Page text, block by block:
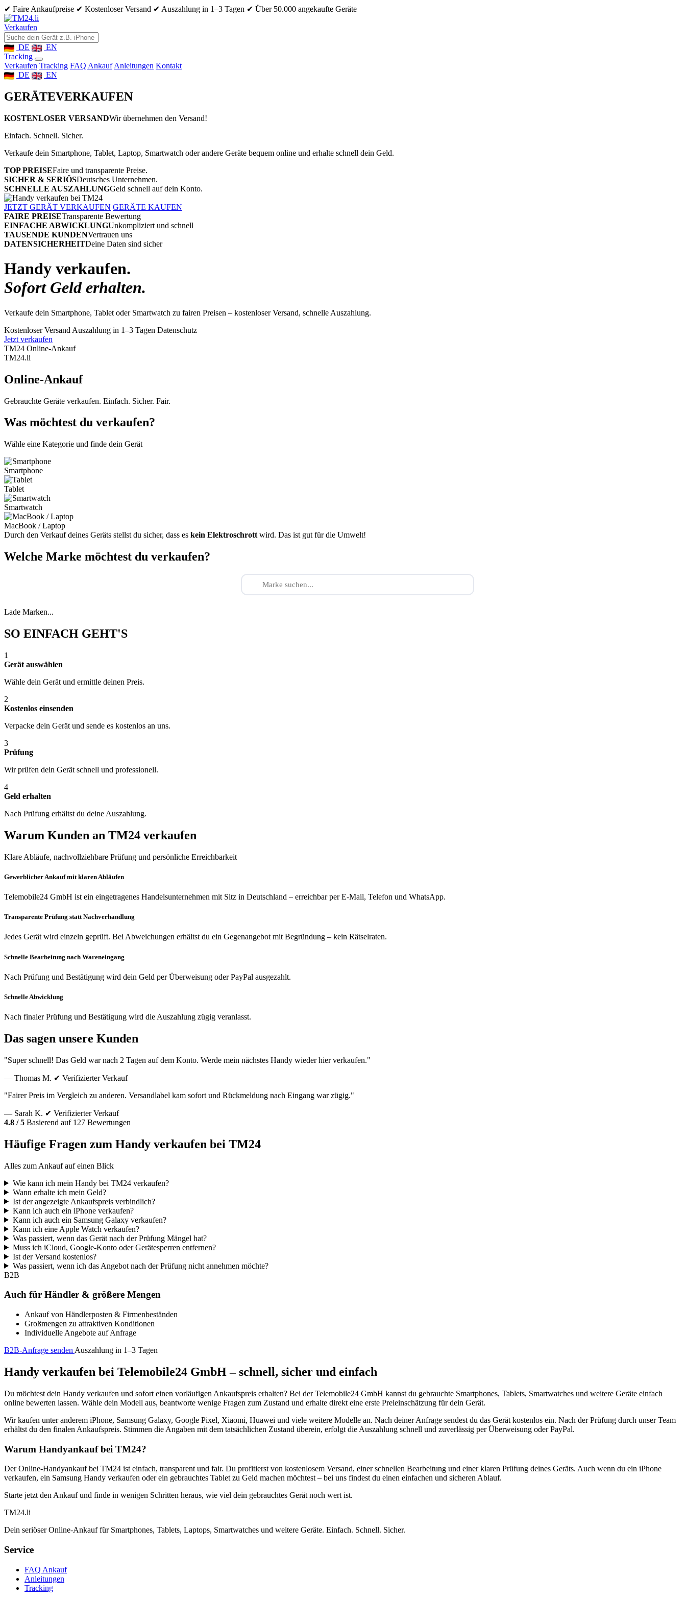
✔ Faire Ankaufpreise ✔ Kostenloser Versand ✔ Auszahlung in 1–3 Tagen ✔ Über 50.000 angekaufte Geräte
Verkaufen
DE
EN
Tracking
Verkaufen Tracking FAQ Ankauf Anleitungen Kontakt
DE
EN
GERÄTEVERKAUFEN
KOSTENLOSER VERSANDWir übernehmen den Versand!
Einfach. Schnell. Sicher.
Verkaufe dein Smartphone, Tablet, Laptop, Smartwatch oder andere Geräte bequem online und erhalte schnell dein Geld.
TOP PREISEFaire und transparente Preise.
SICHER & SERIÖSDeutsches Unternehmen.
SCHNELLE AUSZAHLUNGGeld schnell auf dein Konto.
JETZT GERÄT VERKAUFEN GERÄTE KAUFEN
FAIRE PREISETransparente Bewertung
EINFACHE ABWICKLUNGUnkompliziert und schnell
TAUSENDE KUNDENVertrauen uns
DATENSICHERHEITDeine Daten sind sicher
Handy verkaufen.
Sofort Geld erhalten.
Verkaufe dein Smartphone, Tablet oder Smartwatch zu fairen Preisen – kostenloser Versand, schnelle Auszahlung.
Kostenloser Versand Auszahlung in 1–3 Tagen Datenschutz
Jetzt verkaufen
TM24 Online-Ankauf
TM24.li
Online-Ankauf
Gebrauchte Geräte verkaufen. Einfach. Sicher. Fair.
Was möchtest du verkaufen?
Wähle eine Kategorie und finde dein Gerät
Smartphone
Tablet
Smartwatch
MacBook / Laptop
Durch den Verkauf deines Geräts stellst du sicher, dass es kein Elektroschrott wird. Das ist gut für die Umwelt!
Welche Marke möchtest du verkaufen?
Lade Marken...
SO EINFACH GEHT'S
1
Gerät auswählen
Wähle dein Gerät und ermittle deinen Preis.
2
Kostenlos einsenden
Verpacke dein Gerät und sende es kostenlos an uns.
3
Prüfung
Wir prüfen dein Gerät schnell und professionell.
4
Geld erhalten
Nach Prüfung erhältst du deine Auszahlung.
Warum Kunden an TM24 verkaufen
Klare Abläufe, nachvollziehbare Prüfung und persönliche Erreichbarkeit
Gewerblicher Ankauf mit klaren Abläufen
Telemobile24 GmbH ist ein eingetragenes Handelsunternehmen mit Sitz in Deutschland – erreichbar per E-Mail, Telefon und WhatsApp.
Transparente Prüfung statt Nachverhandlung
Jedes Gerät wird einzeln geprüft. Bei Abweichungen erhältst du ein Gegenangebot mit Begründung – kein Rätselraten.
Schnelle Bearbeitung nach Wareneingang
Nach Prüfung und Bestätigung wird dein Geld per Überweisung oder PayPal ausgezahlt.
Schnelle Abwicklung
Nach finaler Prüfung und Bestätigung wird die Auszahlung zügig veranlasst.
Das sagen unsere Kunden
"Super schnell! Das Geld war nach 2 Tagen auf dem Konto. Werde mein nächstes Handy wieder hier verkaufen."
— Thomas M. ✔ Verifizierter Verkauf
"Fairer Preis im Vergleich zu anderen. Versandlabel kam sofort und Rückmeldung nach Eingang war zügig."
— Sarah K. ✔ Verifizierter Verkauf
4.8 / 5 Basierend auf 127 Bewertungen
Häufige Fragen zum Handy verkaufen bei TM24
Alles zum Ankauf auf einen Blick
Wie kann ich mein Handy bei TM24 verkaufen?
Wann erhalte ich mein Geld?
Ist der angezeigte Ankaufspreis verbindlich?
Kann ich auch ein iPhone verkaufen?
Kann ich auch ein Samsung Galaxy verkaufen?
Kann ich eine Apple Watch verkaufen?
Was passiert, wenn das Gerät nach der Prüfung Mängel hat?
Muss ich iCloud, Google-Konto oder Gerätesperren entfernen?
Ist der Versand kostenlos?
Was passiert, wenn ich das Angebot nach der Prüfung nicht annehmen möchte?
B2B
Auch für Händler & größere Mengen
Ankauf von Händlerposten & Firmenbeständen
Großmengen zu attraktiven Konditionen
Individuelle Angebote auf Anfrage
B2B-Anfrage senden Auszahlung in 1–3 Tagen
Handy verkaufen bei Telemobile24 GmbH – schnell, sicher und einfach
Du möchtest dein Handy verkaufen und sofort einen vorläufigen Ankaufspreis erhalten? Bei der Telemobile24 GmbH kannst du gebrauchte Smartphones, Tablets, Smartwatches und weitere Geräte einfach
online bewerten lassen. Wähle dein Modell aus, beantworte wenige Fragen zum Zustand und erhalte direkt eine erste Preieinschätzung für dein Gerät.
Wir kaufen unter anderem iPhone, Samsung Galaxy, Google Pixel, Xiaomi, Huawei und viele weitere Modelle an. Nach deiner Anfrage sendest du das Gerät kostenlos ein. Nach der Prüfung durch unser Team
erhältst du den finalen Ankaufspreis. Stimmen die Angaben mit dem tatsächlichen Zustand überein, erfolgt die Auszahlung schnell und zuverlässig per Überweisung oder PayPal.
Warum Handyankauf bei TM24?
Der Online-Handyankauf bei TM24 ist einfach, transparent und fair. Du profitierst von kostenlosem Versand, einer schnellen Bearbeitung und einer klaren Prüfung deines Geräts. Auch wenn du ein iPhone
verkaufen, ein Samsung Handy verkaufen oder ein gebrauchtes Tablet zu Geld machen möchtest – bei uns findest du einen einfachen und sicheren Ablauf.
Starte jetzt den Ankauf und finde in wenigen Schritten heraus, wie viel dein gebrauchtes Gerät noch wert ist.
TM24.li
Dein seriöser Online-Ankauf für Smartphones, Tablets, Laptops, Smartwatches und weitere Geräte. Einfach. Schnell. Sicher.
Service
FAQ Ankauf
Anleitungen
Tracking